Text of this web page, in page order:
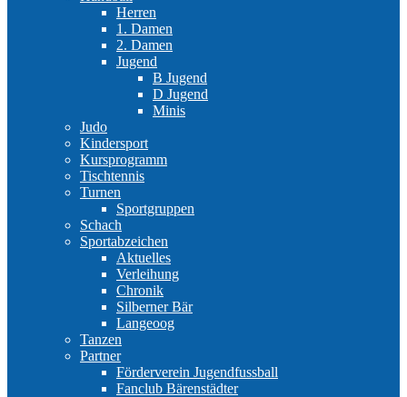
Herren
1. Damen
2. Damen
Jugend
B Jugend
D Jugend
Minis
Judo
Kindersport
Kursprogramm
Tischtennis
Turnen
Sportgruppen
Schach
Sportabzeichen
Aktuelles
Verleihung
Chronik
Silberner Bär
Langeoog
Tanzen
Partner
Förderverein Jugendfussball
Fanclub Bärenstädter